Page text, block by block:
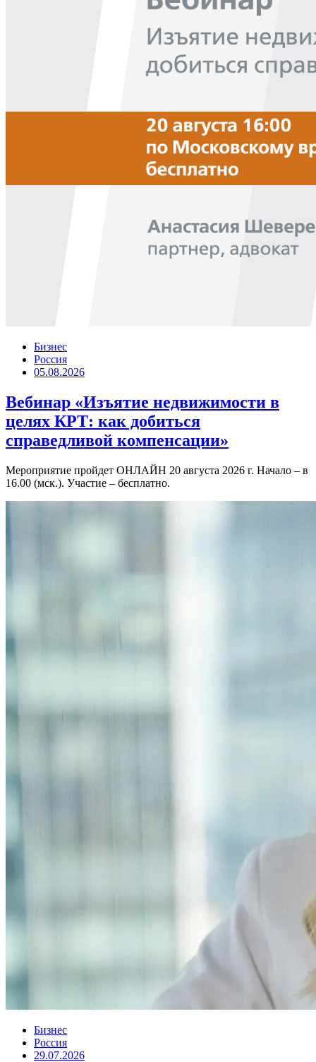
Бизнес
Россия
05.08.2026
Вебинар «Изъятие недвижимости в
целях КРТ: как добиться
справедливой компенсации»
Мероприятие пройдет ОНЛАЙН 20 августа 2026 г. Начало – в
16.00 (мск.). Участие – бесплатно.
Бизнес
Россия
29.07.2026